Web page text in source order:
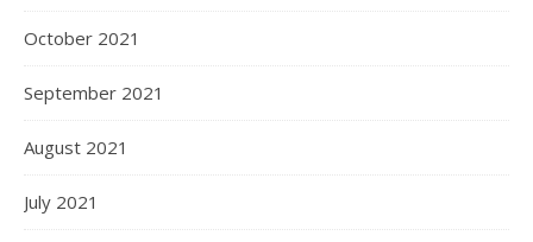
October 2021
September 2021
August 2021
July 2021